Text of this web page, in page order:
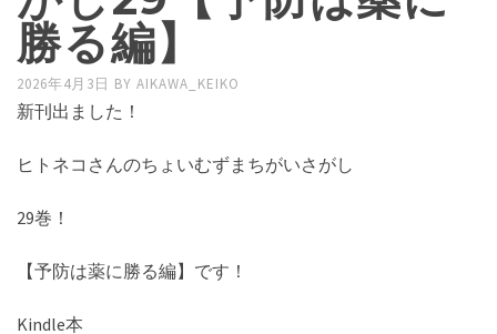
勝る編】
2026年4月3日 BY AIKAWA_KEIKO
新刊出ました！
ヒトネコさんのちょいむずまちがいさがし
29巻！
【予防は薬に勝る編】です！
Kindle本